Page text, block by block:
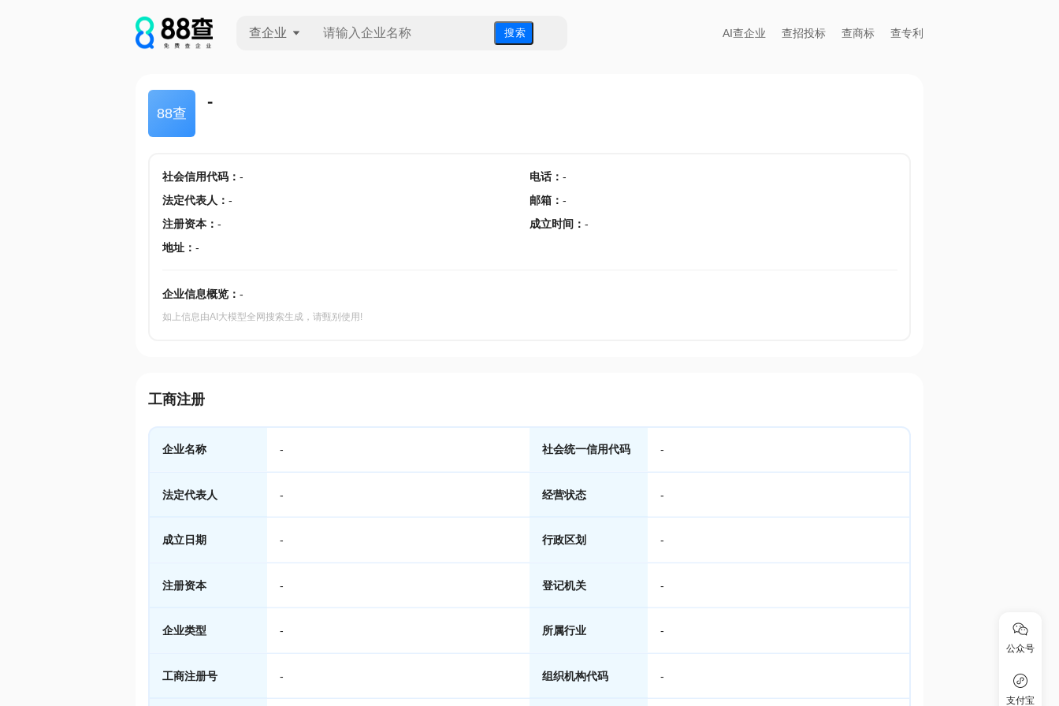
查企业 搜 索 AI查企业 查招投标 查商标 查专利
88查
-
社会信用代码： - 电话： -
法定代表人 ： - 邮箱 ： -
注册资本： - 成立时间 ： -
地址： -
企业信息概览： -
如上信息由AI大模型全网搜索生成，请甄别使用!
工商注册
企业名称 - 社会统一信用代码 -
法定代表人 - 经营状态 -
成立日期 - 行政区划 -
注册资本 - 登记机关 -
企业类型 - 所属行业 -
工商注册号 - 组织机构代码 -
公众号
支付宝